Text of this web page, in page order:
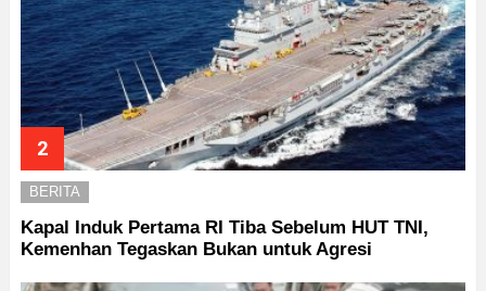
BERITA
Kapal Induk Pertama RI Tiba Sebelum HUT TNI,
Kemenhan Tegaskan Bukan untuk Agresi